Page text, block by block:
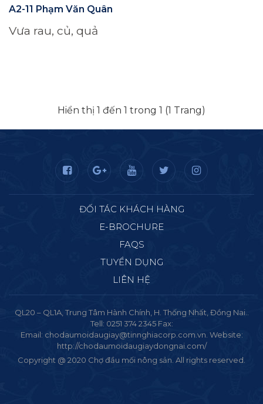
A2-11 Phạm Văn Quân
Vưa rau, củ, quả
Hiển thị 1 đến 1 trong 1 (1 Trang)
ĐỐI TÁC KHÁCH HÀNG
E-BROCHURE
FAQS
TUYỂN DỤNG
LIÊN HỆ
QL20 – QL1A, Trung Tâm Hành Chính, H. Thống Nhất, Đồng Nai..
Tell: 0251 374 2345 Fax:
Email: chodaumoidaugiay@tinnghiacorp.com.vn. Website:
http://chodaumoidaugiaydongnai.com/
Copyright @ 2020 Chợ đầu mối nông sản. All rights reserved.